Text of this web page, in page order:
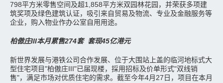
798平方米零售空间及超1,858平方米双园林花园，并荣获多项建
筑奖项及绿色建筑认证，吸引来自贸易及物流、专业及金融服务等
企业，购入物业作办公室自用用途。
柏傲庄III本月累售274套 套现45亿港元
新世界发展与港铁公司合作发展、位于大围站上盖的临河地标式大
型住宅项目"柏傲庄III"已届现楼，採用招标及价单形式"双线销
售"，满足市场对优质住宅的需求。截至今年4月27日，项目在本月